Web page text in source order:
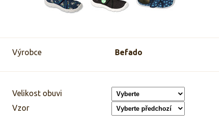
Výrobce Befado
Velikost obuvi
Vzor